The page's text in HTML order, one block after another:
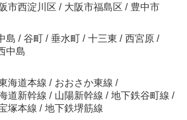
市西淀川区 / 大阪市福島区 / 豊中市
島 / 谷町 / 垂水町 / 十三東 / 西宮原 /
中島
海道本線 / おおさか東線 /
道新幹線 / 山陽新幹線 / 地下鉄谷町線 /
塚本線 / 地下鉄堺筋線